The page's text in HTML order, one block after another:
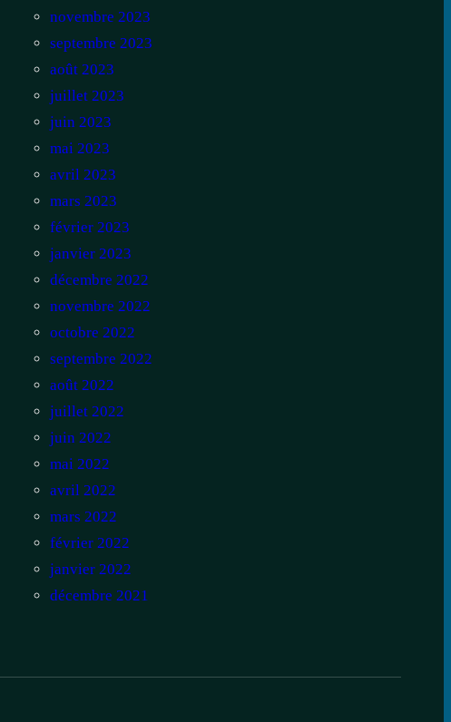
novembre 2023
septembre 2023
août 2023
juillet 2023
juin 2023
mai 2023
avril 2023
mars 2023
février 2023
janvier 2023
décembre 2022
novembre 2022
octobre 2022
septembre 2022
août 2022
juillet 2022
juin 2022
mai 2022
avril 2022
mars 2022
février 2022
janvier 2022
décembre 2021